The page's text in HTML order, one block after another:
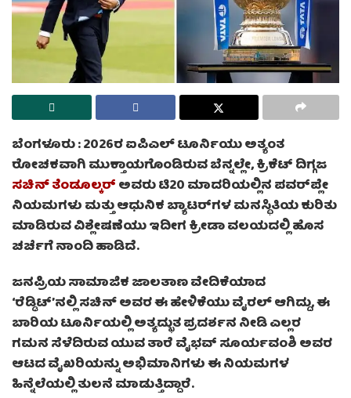
ಬೆಂಗಳೂರು :2026ರ ಐಪಿಎಲ್ ಟೂರ್ನಿಯು ಅತ್ಯಂತ
ರೋಚಕವಾಗಿ ಮುಕ್ತಾಯಗೊಂಡಿರುವ ಬೆನ್ನಲ್ಲೇ, ಕ್ರಿಕೆಟ್ ದಿಗ್ಗಜ
ಸಚಿನ್ ತೆಂಡೂಲ್ಕರ್ಅವರು ಟಿ20 ಮಾದರಿಯಲ್ಲಿನ ಪವರ್‌ಪ್ಲೇ
ನಿಯಮಗಳು ಮತ್ತು ಆಧುನಿಕ ಬ್ಯಾಟರ್‌ಗಳ ಮನಸ್ಥಿತಿಯ ಕುರಿತು
ಮಾಡಿರುವ ವಿಶ್ಲೇಷಣೆಯು ಇದೀಗ ಕ್ರೀಡಾ ವಲಯದಲ್ಲಿ ಹೊಸ
ಚರ್ಚೆಗೆ ನಾಂದಿ ಹಾಡಿದೆ.
ಜನಪ್ರಿಯ ಸಾಮಾಜಿಕ ಜಾಲತಾಣ ವೇದಿಕೆಯಾದ
‘ರೆಡ್ಡಿಟ್’ನಲ್ಲಿ ಸಚಿನ್ ಅವರ ಈ ಹೇಳಿಕೆಯು ವೈರಲ್ ಆಗಿದ್ದು, ಈ
ಬಾರಿಯ ಟೂರ್ನಿಯಲ್ಲಿ ಅತ್ಯದ್ಭುತ ಪ್ರದರ್ಶನ ನೀಡಿ ಎಲ್ಲರ
ಗಮನ ಸೆಳೆದಿರುವ ಯುವ ತಾರೆ ವೈಭವ್ ಸೂರ್ಯವಂಶಿ ಅವರ
ಆಟದ ವೈಖರಿಯನ್ನು ಅಭಿಮಾನಿಗಳು ಈ ನಿಯಮಗಳ
ಹಿನ್ನೆಲೆಯಲ್ಲಿ ತುಲನೆ ಮಾಡುತ್ತಿದ್ದಾರೆ.